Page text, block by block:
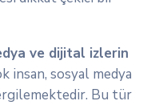
ve dijital izlerin
insan, sosyal medya
Bu tür